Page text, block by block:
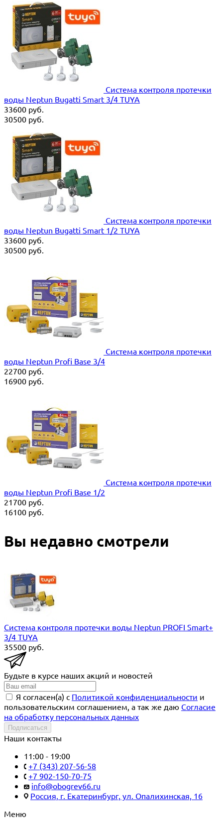
Система контроля протечки
воды Neptun Bugatti Smart 3/4 TUYA
33600 руб.
30500 руб.
Система контроля протечки
воды Neptun Bugatti Smart 1/2 TUYA
33600 руб.
30500 руб.
Система контроля протечки
воды Neptun Profi Base 3/4
22700 руб.
16900 руб.
Система контроля протечки
воды Neptun Profi Base 1/2
21700 руб.
16100 руб.
Вы недавно смотрели
Система контроля протечки воды Neptun PROFI Smart+
3/4 TUYA
35500 руб.
Будьте в курсе наших акций и новостей
Я согласен(a) с Политикой конфиденциальности и
пользовательским соглашением, а так же даю Согласие
на обработку персональных данных
Подписаться
Наши контакты
11:00 - 19:00
+7 (343) 207-56-58
+7 902-150-70-75
info@obogrev66.ru
Россия, г. Екатеринбург, ул. Опалихинская, 16
Меню